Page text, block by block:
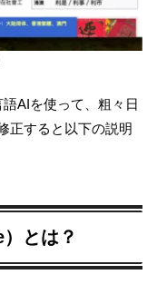
AIを使って、粗々日
正すると以下の説明
とは？